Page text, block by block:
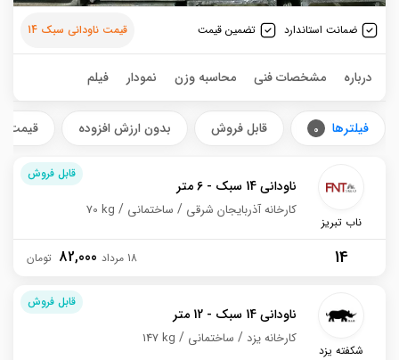
قیمت ناودانی سبک 14 ضمانت استاندارد تضمین قیمت
درباره مشخصات فنی محاسبه وزن نمودار فیلم
فیلترها 0 قابل فروش بدون ارزش افزوده قیمت
قابل فروش
ناب تبریز
ناودانی 14 سبک - 6 متر
70 kg ساختمانی کارخانه آذربایجان شرقی
14
82,000 18 مرداد
قابل فروش
شکفته یزد
ناودانی 14 سبک - 12 متر
147 kg ساختمانی کارخانه یزد